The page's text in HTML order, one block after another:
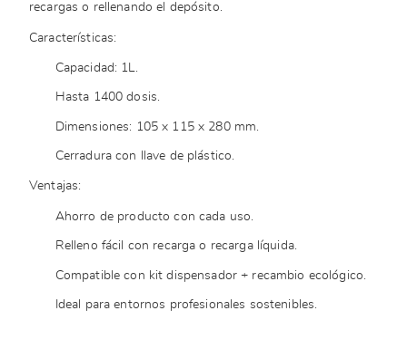
recargas o rellenando el depósito.
Características:
Capacidad: 1L.
Hasta 1400 dosis.
Dimensiones: 105 x 115 x 280 mm.
Cerradura con llave de plástico.
Ventajas:
Ahorro de producto con cada uso.
Relleno fácil con recarga o recarga líquida.
Compatible con kit dispensador + recambio ecológico.
Ideal para entornos profesionales sostenibles.